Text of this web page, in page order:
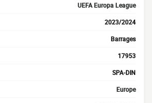
UEFA Europa League
2023/2024
Barrages
17953
SPA-DIN
Europe